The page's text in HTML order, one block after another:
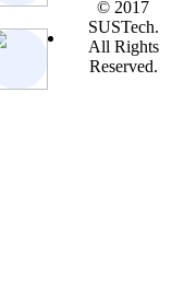
© 2017
SUSTech.
All Rights
Reserved.